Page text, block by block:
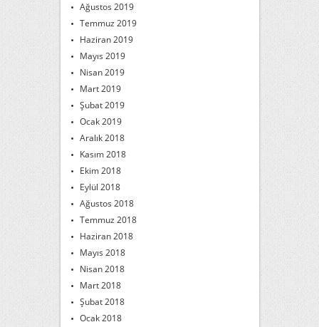
Ağustos 2019
Temmuz 2019
Haziran 2019
Mayıs 2019
Nisan 2019
Mart 2019
Şubat 2019
Ocak 2019
Aralık 2018
Kasım 2018
Ekim 2018
Eylül 2018
Ağustos 2018
Temmuz 2018
Haziran 2018
Mayıs 2018
Nisan 2018
Mart 2018
Şubat 2018
Ocak 2018